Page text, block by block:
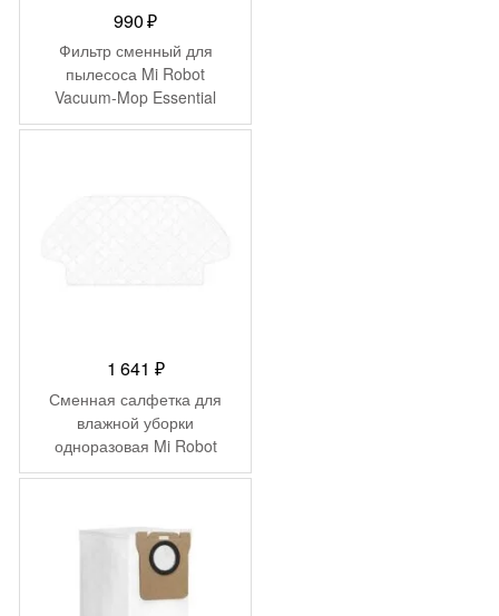
990₽
Фильтр сменный для
пылесоса Mi Robot
Vacuum-Mop Essential
Filter MJSTG1-CHLW
1 641 ₽
Сменная салфетка для
влажной уборки
одноразовая Mi Robot
Vacuum Mop P 30шт